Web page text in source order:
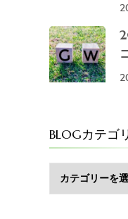
BLOGカテゴ
カ
テ